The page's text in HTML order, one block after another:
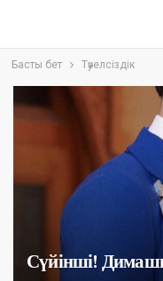
Басты бет Тәуелсіздік
Сүйінші!